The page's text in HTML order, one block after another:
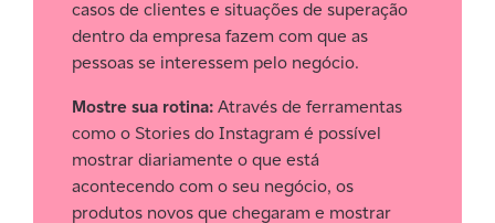
casos de clientes e situações de superação
dentro da empresa fazem com que as
pessoas se interessem pelo negócio.
Mostre sua rotina:Através de ferramentas
como o Stories do Instagram é possível
mostrar diariamente o que está
acontecendo com o seu negócio, os
produtos novos que chegaram e mostrar